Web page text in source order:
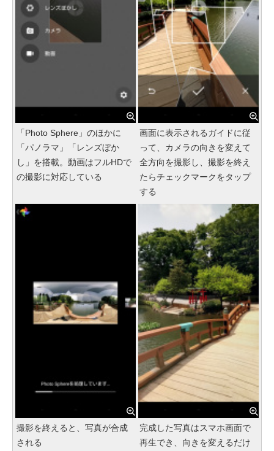
「Photo Sphere」のほかに
「パノラマ」「レンズぼか
し」を搭載。動画はフルHDで
の撮影に対応している
画面に表示されるガイドに従
って、カメラの向きを変えて
全方向を撮影し、撮影を終え
たらチェックマークをタップ
する
撮影を終えると、写真が合成
される
完成した写真はスマホ画面で
再生でき、向きを変えるだけ